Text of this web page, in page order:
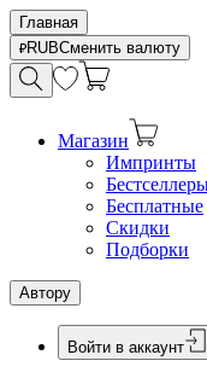
Главная
RUBСменить валюту
Магазин
Импринты
Бесплатные
Скидки
Подборки
Автору
Войти в аккаунт